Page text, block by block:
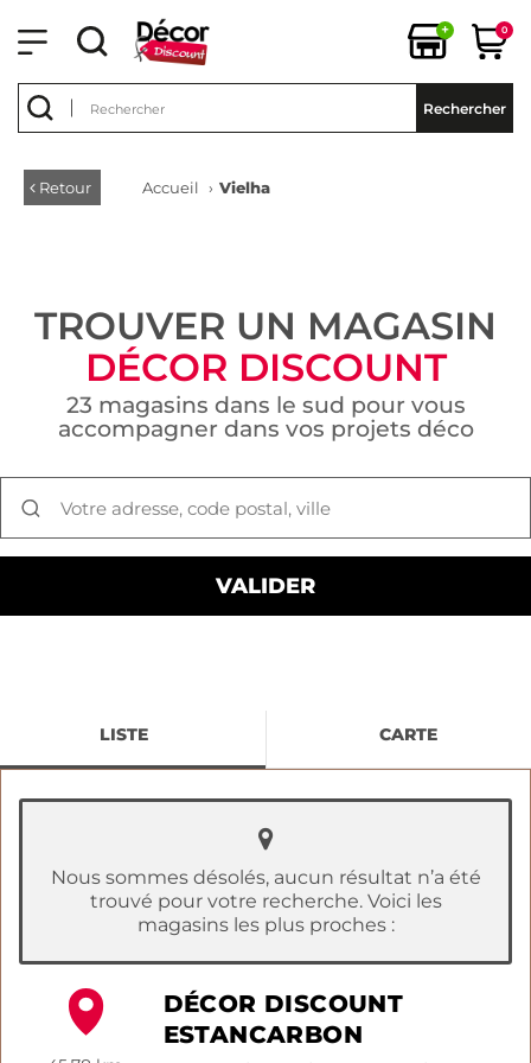
+ 0
Rechercher
Retour Accueil › Vielha
TROUVER UN MAGASIN
DÉCOR DISCOUNT
23 magasins dans le sud pour vous
accompagner dans vos projets déco
LISTE CARTE
Nous sommes désolés, aucun résultat n’a été
trouvé pour votre recherche. Voici les
magasins les plus proches :
DÉCOR DISCOUNT
ESTANCARBON